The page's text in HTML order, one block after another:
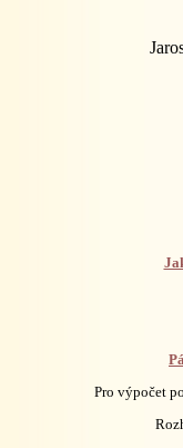
Pro výpočet